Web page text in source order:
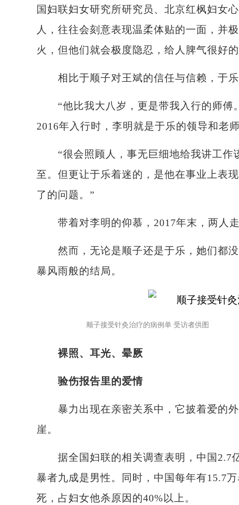
国妇联妇女研究所研究员、北京红枫妇女
人，往往会刻意表现温柔体贴的一面，并
火，但他们就会极度隐忍，给人脾气很好
相比于顺子对王斌的信任与信赖，于乐
“他比我大八岁，更是带我入行的师傅
2016年入行时，李明就是于乐的领导和老师
“很会照顾人，事无巨细地给我讲工作
至。但更让于乐着迷的，是他在事业上表
了的问题。”
带着对李明的仰慕，2017年末，两人走
然而，无论是顺子还是于乐，她们都没
暴风雨般的结局。
顺子接受针灸治疗的病例单 受访者供图
裸照、耳光、晕厥
验伤报告里的爱情
暴力出现在亲密关系中，它披着爱的外
崖。
据全国妇联的相关调查表明，中国2.7
暴者九成是男性。同时，中国每年有15.7
死，占妇女他杀原因的40%以上。